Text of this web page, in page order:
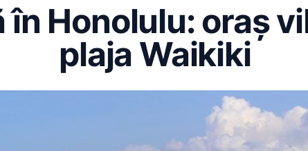
în Honolulu: oraș
plaja Waikiki